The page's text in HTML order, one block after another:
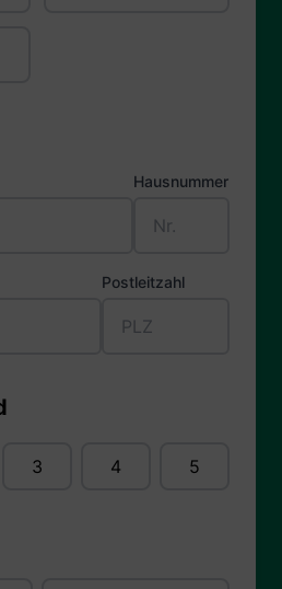
Hausnummer
Postleitzahl
3 4 5